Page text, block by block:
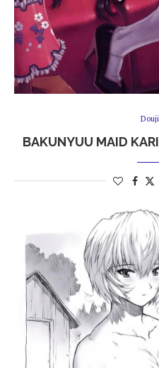
BAKUNYUU MAID